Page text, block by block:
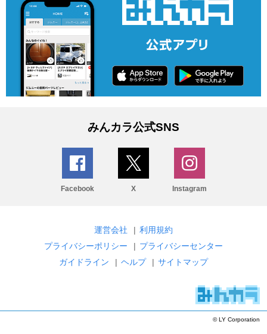
みんカラ公式SNS
Facebook X Instagram
運営会社 | 利用規約
プライバシーポリシー
| プライバシーセンター
ガイドライン
| ヘルプ | サイトマップ
© LY Corporation